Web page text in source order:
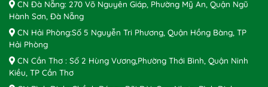
CN Đà Nẵng: 270 Võ Nguyên Giáp, Phường Mỹ An, Quận Ngũ
Hành Sơn, Đà Nẵng
CN Hải Phòng:Số 5 Nguyễn Tri Phương, Quận Hồng Bàng, TP
Hải Phòng
CN Cần Thơ : Số 2 Hùng Vương,Phường Thới Bình, Quận Ninh
Kiều, TP Cần Thơ